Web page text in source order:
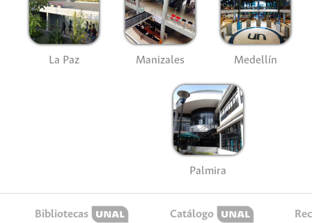
La Paz Manizales Medellín
Palmira
Bibliotecas Catálogo